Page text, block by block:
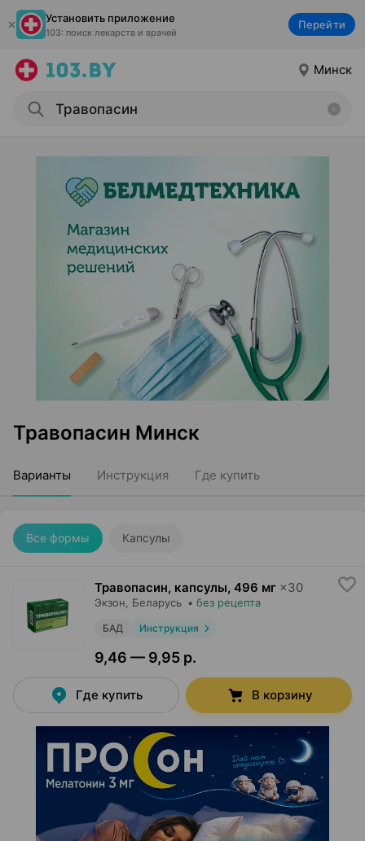
Установить приложение
103: поиск лекарств и врачей
Перейти
Минск
Травопасин Минск
Варианты Инструкция Где купить
Все формы Капсулы
Травопасин, капсулы, 496 мг ×30
Экзон , Беларусь • без рецепта
БАД Инструкция
9,46 — 9,95 р.
Где купить В корзину